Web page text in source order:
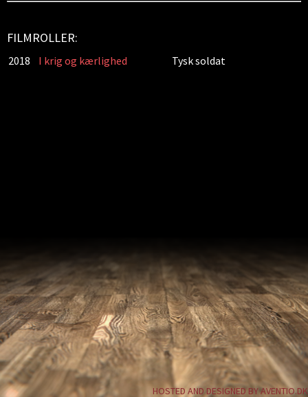
FILMROLLER:
2018 I krig og kærlighed Tysk soldat
HOSTED AND DESIGNED BY AVENTIO.DK